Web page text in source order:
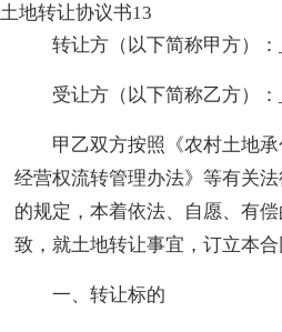
土地转让协议书13
转让方（以下简称甲方）：
受让方（以下简称乙方）：
甲乙双方按照《农村土地
经营权流转管理办法》等有关
的规定，本着依法、自愿、有
致，就土地转让事宜，订立本合
一、转让标的